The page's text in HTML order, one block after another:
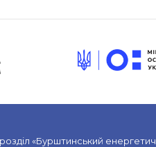
«Бурштинський